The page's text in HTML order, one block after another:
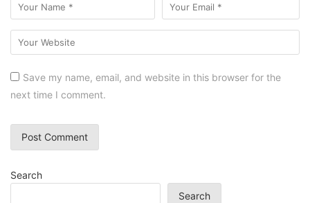
Save my name, email, and website in this browser for the
next time I comment.
Search
Search